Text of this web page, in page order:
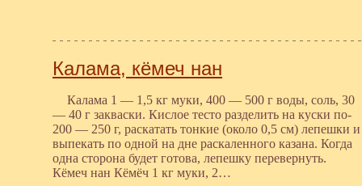
Калама, кёмеч нан
Калама 1 — 1,5 кг муки, 400 — 500 г воды, соль, 30
— 40 г закваски. Кислое тесто разделить на куски по-
200 — 250 г, раскатать тонкие (около 0,5 см) лепешки и
выпекать по одной на дне раскаленного казана. Когда
одна сторона будет готова, лепешку перевернуть.
Кёмеч нан Кёмёч 1 кг муки, 2…